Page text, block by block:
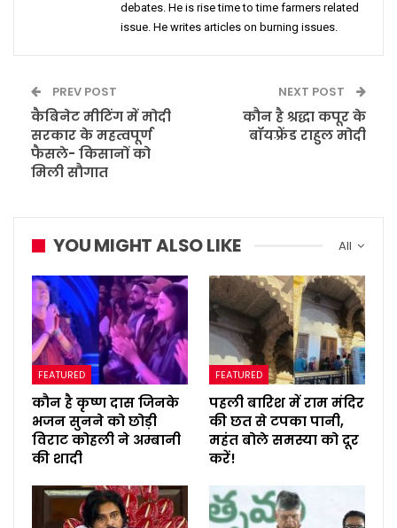
debates. He is rise time to time farmers related
issue. He writes articles on burning issues.
PREV POST
कैबिनेट मीटिंग में मोदी
सरकार के महत्वपूर्ण
फैसले- किसानों को
मिली सौगात
NEXT POST
कौन है श्रद्धा कपूर के
बॉयफ़्रेंड राहुल मोदी
All
YOU MIGHT ALSO LIKE
FEATURED
कौन है कृष्ण दास जिनके
भजन सुनने को छोड़ी
विराट कोहली ने अम्बानी
की शादी
FEATURED
पहली बारिश में राम मंदिर
की छत से टपका पानी,
महंत बोले समस्या को दूर
करें!